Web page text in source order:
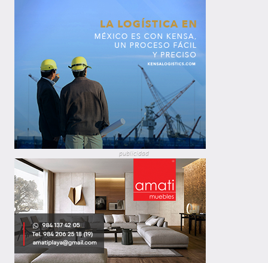
publicidad